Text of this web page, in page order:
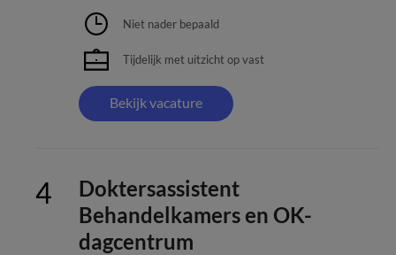
Niet nader bepaald
Tijdelijk met uitzicht op vast
Bekijk vacature
Doktersassistent
Behandelkamers en OK-
dagcentrum